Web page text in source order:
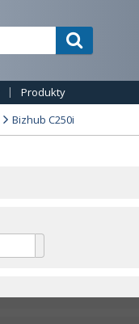
Produkty
Bizhub C250i